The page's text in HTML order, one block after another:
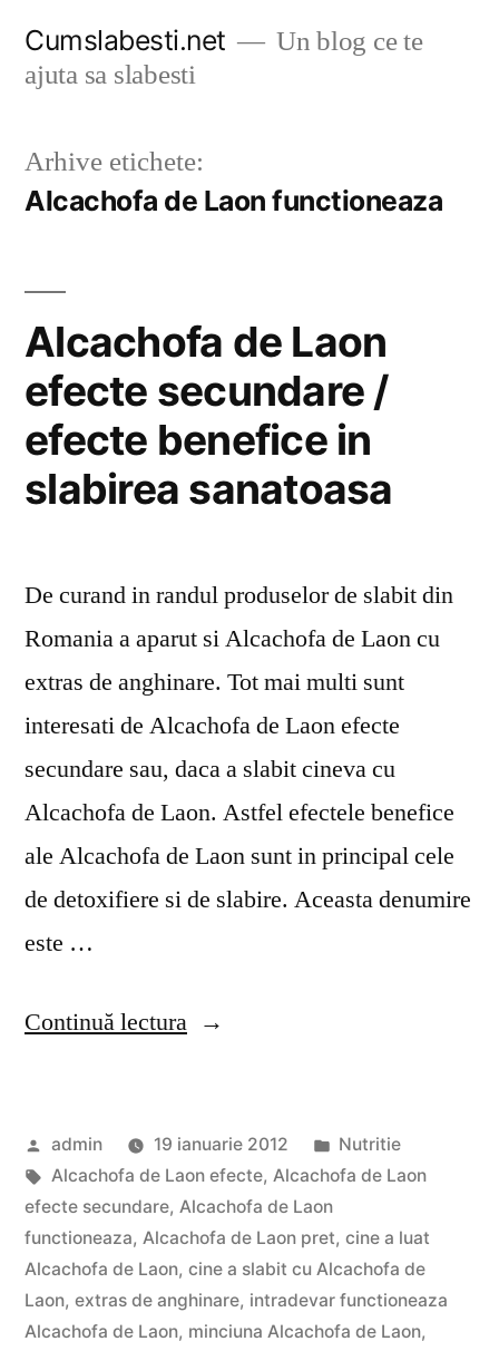
Cumslabesti.net
Un blog ce te
ajuta sa slabesti
Arhive etichete:
Alcachofa de Laon functioneaza
Alcachofa de Laon
efecte secundare /
efecte benefice in
slabirea sanatoasa
De curand in randul produselor de slabit din
Romania a aparut si Alcachofa de Laon cu
extras de anghinare. Tot mai multi sunt
interesati de Alcachofa de Laon efecte
secundare sau, daca a slabit cineva cu
Alcachofa de Laon. Astfel efectele benefice
ale Alcachofa de Laon sunt in principal cele
de detoxifiere si de slabire. Aceasta denumire
este …
Continuă lectura„Alcachofa
efecte
secundare
/
efecte
benefice
Publicat
de
admin 19 ianuarie 2012
Publicat
în
Nutritie
Etichete:
Alcachofa de Laon efecte, Alcachofa de Laon
efecte secundare, Alcachofa de Laon
functioneaza, Alcachofa de Laon pret, cine a luat
Alcachofa de Laon, cine a slabit cu Alcachofa de
Laon, extras de anghinare, intradevar functioneaza
Alcachofa de Laon, minciuna Alcachofa de Laon,